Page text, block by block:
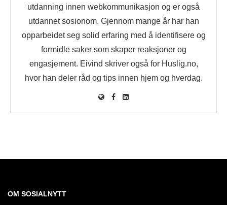
utdanning innen webkommunikasjon og er også
utdannet sosionom. Gjennom mange år har han
opparbeidet seg solid erfaring med å identifisere og
formidle saker som skaper reaksjoner og
engasjement. Eivind skriver også for Huslig.no,
hvor han deler råd og tips innen hjem og hverdag.
OM SOSIALNYTT